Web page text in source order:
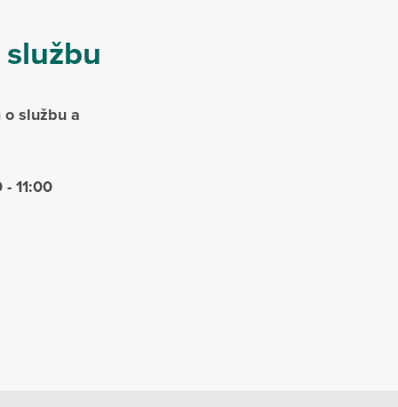
službu a
11:00